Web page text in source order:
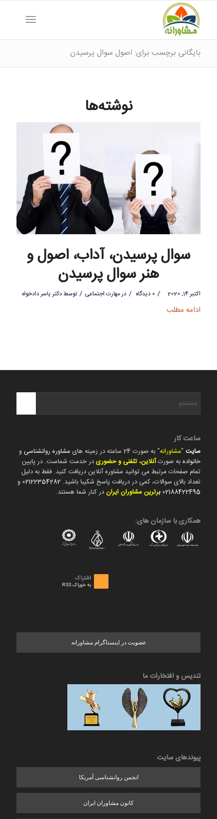
بایگانی برچسب برای: اصول سوال پرسیدن
نوشته‌ها
سوال پرسیدن، آداب، اصول و
هنر سوال پرسیدن
اکتبر 14, 2020 / 0 دیدگاه / درمهارت اجتماعی / توسطدکتر یاسر دادخواه
ادامه مطلب
ساعت کار
سایت"مشاورانه" به صورت 24 ساعته در زمینه های مشاوره روانشناسی و
خانوادهبه صورتآنلاین، تلفنی و حضوریدر خدمت شماست. در پایین
تمام صفحات مرتبط می توانید مشاوره آنلاین دریافت کنید. فقط به دلیل
تعداد بالای سوالات، کمی در دریافت پاسخ شکیبا باشید. 02122354282 و
02188422495 برترین مشاوران ایراندر کنار شما هستند.
همکاری با سازمان های:
اشتراک
به خوراک RSS
عضویت در اینستاگرام مشاورانه
تندیس و افتخارات ما
پیوندهای سایت
انجمن روانشناسی آمریکا
کانون مشاوران ایران